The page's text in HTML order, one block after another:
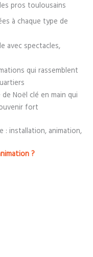
pros toulousains
à chaque type de
avec spectacles,
qui rassemblent
de Noël clé en main qui
fort
: installation, animation,
?